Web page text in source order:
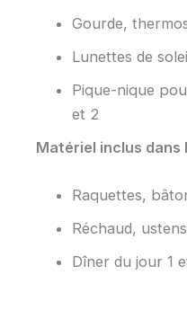
Gourde,
Lunettes de
Pique-nique
et 2
Matériel inclus dans
Raquettes,
Réchaud,
Dîner du jour 1